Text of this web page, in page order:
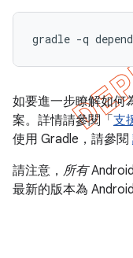
如要進一步瞭解如何
案。詳情請參閱「 支
使用 Gradle，請參閱
請注意， 所有
最新的版本為